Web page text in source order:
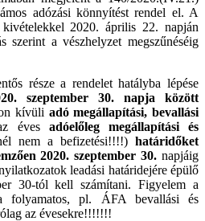
adózási könnyítést rendel el. A
2020. április 22. napján
szerint a vészhelyzet megszűnéséig
része a rendelet hatályba lépése
szeptember 30. napja között
kívüli adó megállapítási, bevallási
éves adóelőleg megállapítási és
nem a befizetési!!!!) határidőket
2020. szeptember 30.napjáig
leadási határidejére épülő
30-tól kell számítani. Figyelem a
folyamatos, pl. ÁFA bevallási és
az évesekre!!!!!!!